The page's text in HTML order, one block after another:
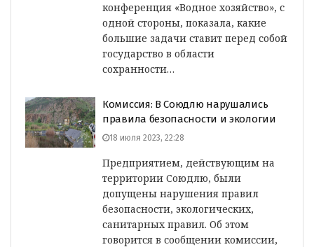
конференция «Водное хозяйство», с
одной стороны, показала, какие
большие задачи ставит перед собой
государство в области
сохранности…
Комиссия: В Союдлю нарушались
правила безопасности и экологии
18 июля 2023, 22:28
Предприятием, действующим на
территории Союдлю, были
допущены нарушения правил
безопасности, экологических,
санитарных правил. Об этом
говорится в сообщении комиссии,